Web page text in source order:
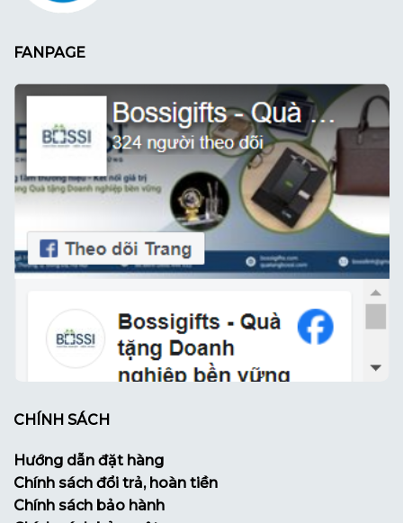
FANPAGE
CHÍNH SÁCH
Hướng dẫn đặt hàng
Chính sách đổi trả, hoàn tiền
Chính sách bảo hành